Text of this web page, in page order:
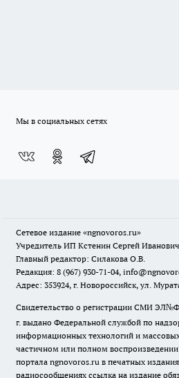
Мы в социальных сетях
Сетевое издание «ngnovoros.ru»
Учредитель ИП Кстенин Сергей Иванович
Главный редактор: Силакова О.В.
Редакция: 8 (967) 930-71-04,
Адрес: 353924, г. Новороссийск, ул.
Свидетельство о регистрации СМИ
г. выдано Федеральной службой по
информационных технологий и
частичном или полном
портала ngnovoros.ru в печатных
радиосообщениях ссылка на издание